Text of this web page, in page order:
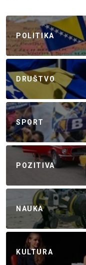
POLITIKA
DRUŠTVO
SPORT
POZITIVA
NAUKA
KULTURA